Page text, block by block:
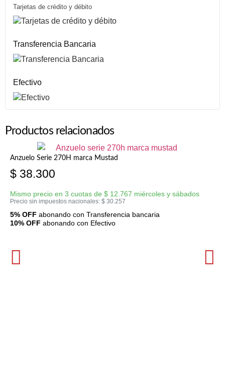
Tarjetas de crédito y débito
Transferencia Bancaria
Efectivo
Productos relacionados
Anzuelo Serie 270H marca Mustad
$ 38.300
Mismo precio en 3 cuotas de $ 12.767 miércoles y sábados
Precio sin impuestos nacionales: $ 30.257
5% OFF abonando con Transferencia bancaria
10% OFF abonando con Efectivo